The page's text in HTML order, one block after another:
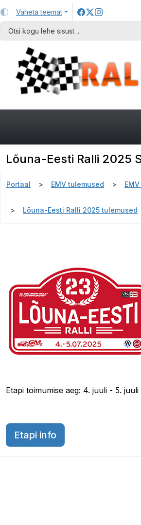
Vaheta teemat
Lõuna-Eesti Ralli 2025
Portaal EMV tulemused
Lõuna-Eesti Ralli 2025 tulemused
Etapi toimumise aeg: 4. juuli - 5. juuli
Etapi info